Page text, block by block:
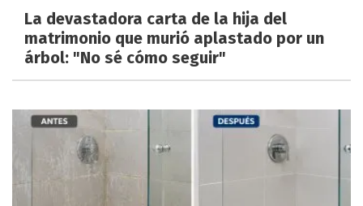
La devastadora carta de la hija del
matrimonio que murió aplastado por un
árbol: "No sé cómo seguir"